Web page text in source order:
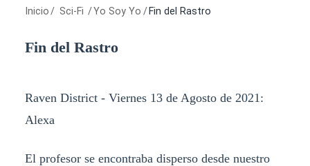
Inicio / Sci-Fi /Yo Soy Yo / Fin del Rastro
Fin del Rastro
Raven District - Viernes 13 de Agosto de 2021:
Alexa
El profesor se encontraba disperso desde nuestro